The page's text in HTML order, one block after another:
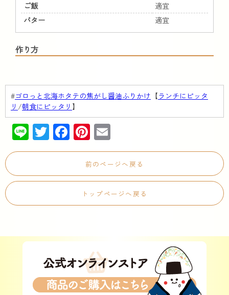
ご飯
適宜
バター
適宜
作り方
#ゴロっと北海ホタテの焦がし醤油ふりかけ 【ランチにピッタ
リ /朝食にピッタリ 】
LineTwitter
Facebook
Pinterest
前のページへ戻る
トップページへ戻る